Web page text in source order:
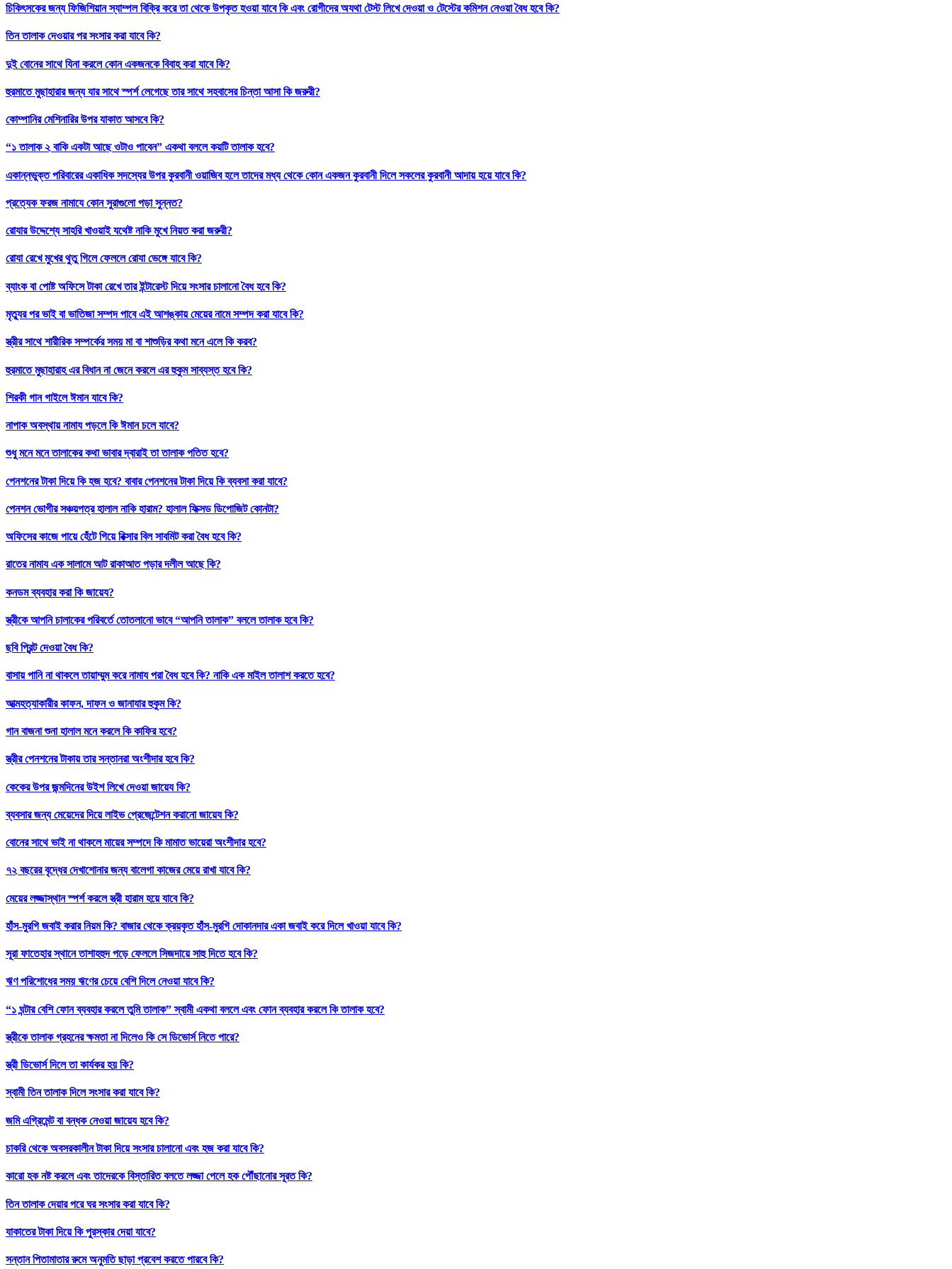
চিকিৎসকের জন্য ফিজিশিয়ান স্যাম্পল বিক্রি করে তা থেকে উপকৃত হওয়া যাবে কি এবং রোগীদের অযথা টেস্ট লিখে দেওয়া ও টেস্টের কমিশন নেওয়া বৈধ হবে কি?
তিন তালাক দেওয়ার পর সংসার করা যাবে কি?
দুই বোনের সাথে যিনা করলে কোন একজনকে বিবাহ করা যাবে কি?
হুরমাতে মুছাহারার জন্য যার সাথে স্পর্শ লেগেছে তার সাথে সহবাসের চিন্তা আসা কি জরুরী?
কোম্পানির মেশিনারির উপর যাকাত আসবে কি?
“১ তালাক ২ বাকি একটা আছে ওটাও পাবেন” একথা বললে কয়টি তালাক হবে?
একান্নভুক্ত পরিবারের একাধিক সদস্যের উপর কুরবানী ওয়াজিব হলে তাদের মধ্য থেকে কোন একজন কুরবানী দিলে সকলের কুরবানী আদায় হয়ে যাবে কি?
প্রত্যেক ফরজ নামাযে কোন সুরাগুলো পড়া সুন্নত?
রোযার উদ্দেশ্যে সাহরি খাওয়াই যথেষ্ট নাকি মুখে নিয়ত করা জরুরী?
রোযা রেখে মুখের থুতু গিলে ফেললে রোযা ভেঙ্গে যাবে কি?
ব্যাংক বা পোষ্ট অফিসে টাকা রেখে তার ইন্টারেস্ট দিয়ে সংসার চালানো বৈধ হবে কি?
মৃত্যুর পর ভাই বা ভাতিজা সম্পদ পাবে এই আশঙ্কায় মেয়ের নামে সম্পদ করা যাবে কি?
স্ত্রীর সাথে শারীরিক সম্পর্কের সময় মা বা শাশুড়ির কথা মনে এলে কি করব?
হুরমাতে মুছাহারাহ এর বিধান না জেনে করলে এর হুকুম সাব্যস্ত হবে কি?
শিরকী গান গাইলে ঈমান যাবে কি?
নাপাক অবস্থায় নামায পড়লে কি ঈমান চলে যাবে?
শুধু মনে মনে তালাকের কথা ভাবার দ্বারাই তা তালাক পতিত হবে?
পেনশনের টাকা দিয়ে কি হজ হবে? বাবার পেনশনের টাকা দিয়ে কি ব্যবসা করা যাবে?
পেনশন ভোগীর সঞ্চয়পত্র হালাল নাকি হারাম? হালাল ফিক্সড ডিপোজিট কোনটা?
অফিসের কাজে পায়ে হেঁটে গিয়ে রিক্সার বিল সাবমিট করা বৈধ হবে কি?
রাতের নামায এক সালামে আট রাকাআত পড়ার দলীল আছে কি?
কনডম ব্যবহার করা কি জায়েয?
স্ত্রীকে আপনি চালাকের পরিবর্তে তোতলানো ভাবে “আপনি তালাক” বললে তালাক হবে কি?
ছবি প্রিন্ট দেওয়া বৈধ কি?
বাসায় পানি না থাকলে তায়াম্মুম করে নামায পরা বৈধ হবে কি? নাকি এক মাইল তালাশ করতে হবে?
আত্মহত্যাকারীর কাফন, দাফন ও জানাযার হুকুম কি?
গান বাজনা শুনা হালাল মনে করলে কি কাফির হবে?
স্ত্রীর পেনশনের টাকায় তার সন্তানরা অংশীদার হবে কি?
কেকের উপর জন্মদিনের উইশ লিখে দেওয়া জায়েয কি?
ব্যবসার জন্য মেয়েদের দিয়ে লাইভ প্রেজেন্টেশন করানো জায়েয কি?
বোনের সাথে ভাই না থাকলে মায়ের সম্পদে কি মামাত ভায়েরা অংশীদার হবে?
৭২ বছরের বৃদ্ধের দেখাশোনার জন্য বালেগা কাজের মেয়ে রাখা যাবে কি?
মেয়ের লজ্জাস্থান স্পর্শ করলে স্ত্রী হারাম হয়ে যাবে কি?
হাঁস-মুরগি জবাই করার নিয়ম কি? বাজার থেকে ক্রয়কৃত হাঁস-মুরগি দোকানদার একা জবাই করে দিলে খাওয়া যাবে কি?
সূরা ফাতেহার স্থানে তাশাহহুদ পড়ে ফেললে সিজদায়ে সাহু দিতে হবে কি?
ঋণ পরিশোধের সময় ঋণের চেয়ে বেশি দিলে নেওয়া যাবে কি?
“১ ঘন্টার বেশি ফোন ব্যবহার করলে তুমি তালাক” স্বামী একথা বললে এবং ফোন ব্যবহার করলে কি তালাক হবে?
স্ত্রীকে তালাক গ্রহনের ক্ষমতা না দিলেও কি সে ডিভোর্স নিতে পারে?
স্ত্রী ডিভোর্স দিলে তা কার্যকর হয় কি?
স্বামী তিন তালাক দিলে সংসার করা যাবে কি?
জমি এগ্রিমেন্ট বা বন্ধক নেওয়া জায়েয হবে কি?
চাকরি থেকে অবসরকালীন টাকা দিয়ে সংসার চালানো এবং হজ করা যাবে কি?
কারো হক নষ্ট করলে এবং তাদেরকে বিস্তারিত বলতে লজ্জা পেলে হক পৌঁছানোর সূরত কি?
তিন তালাক দেয়ার পরে ঘর সংসার করা যাবে কি?
যাকাতের টাকা দিয়ে কি পুরস্কার দেয়া যাবে?
সন্তান পিতামাতার রুমে অনুমতি ছাড়া প্রবেশ করতে পারবে কি?